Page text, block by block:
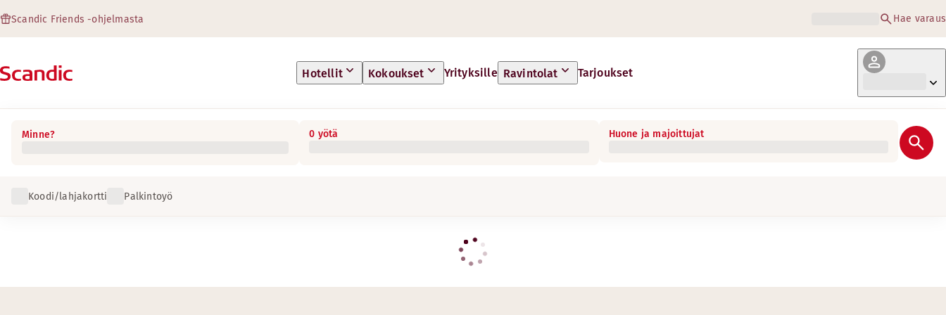
Scandic Friends -ohjelmasta Hae varaus
Hotellit Kokoukset Yrityksille Ravintolat Tarjoukset
Minne? 0 yötä Huone ja majoittujat
Koodi/lahjakortti Palkintoyö